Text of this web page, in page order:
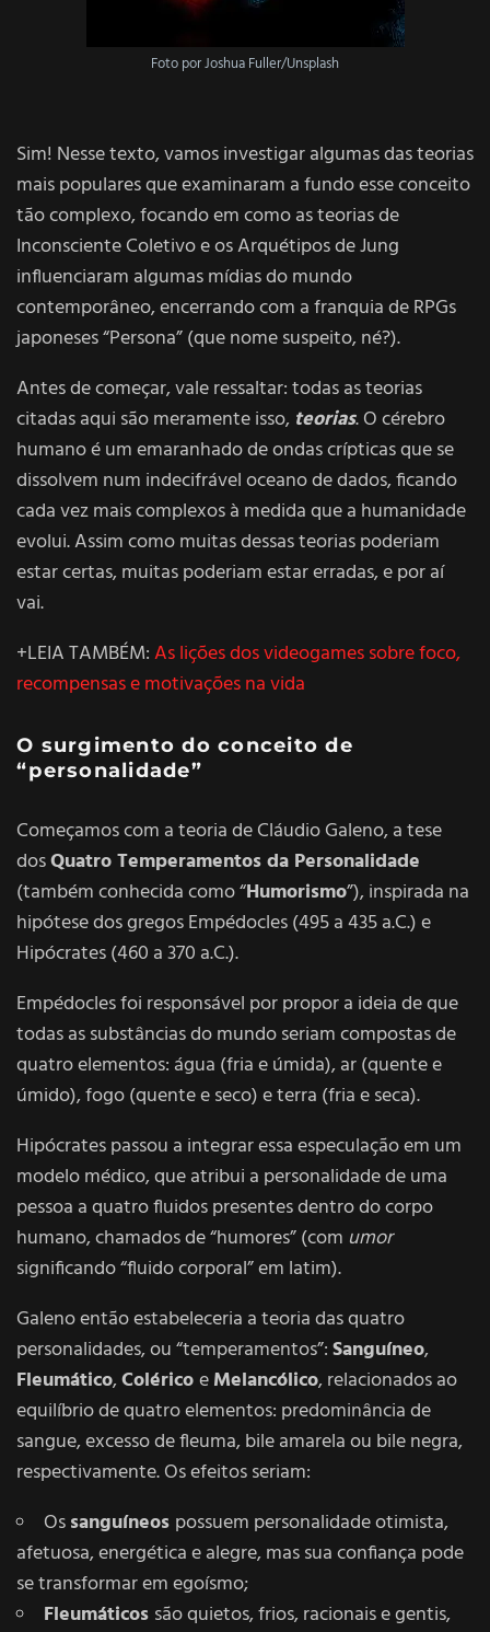
Foto por Joshua Fuller/Unsplash
Sim! Nesse texto, vamos investigar algumas das teorias
mais populares que examinaram a fundo esse conceito
tão complexo, focando em como as teorias de
Inconsciente Coletivo e os Arquétipos de Jung
influenciaram algumas mídias do mundo
contemporâneo, encerrando com a franquia de RPGs
japoneses “Persona” (que nome suspeito, né?).
Antes de começar, vale ressaltar: todas as teorias
citadas aqui são meramente isso, teorias. O cérebro
humano é um emaranhado de ondas crípticas que se
dissolvem num indecifrável oceano de dados, ficando
cada vez mais complexos à medida que a humanidade
evolui. Assim como muitas dessas teorias poderiam
estar certas, muitas poderiam estar erradas, e por aí
vai.
+LEIA TAMBÉM:As lições dos videogames sobre foco,
recompensas e motivações na vida
O surgimento do conceito de
“personalidade”
Começamos com a teoria de Cláudio Galeno, a tese
dosQuatro Temperamentos da Personalidade
(também conhecida como “Humorismo”), inspirada na
hipótese dos gregos Empédocles (495 a 435 a.C.) e
Hipócrates (460 a 370 a.C.).
Empédocles foi responsável por propor a ideia de que
todas as substâncias do mundo seriam compostas de
quatro elementos: água (fria e úmida), ar (quente e
úmido), fogo (quente e seco) e terra (fria e seca).
Hipócrates passou a integrar essa especulação em um
modelo médico, que atribui a personalidade de uma
pessoa a quatro fluidos presentes dentro do corpo
humano, chamados de “humores” (com umor
significando “fluido corporal” em latim).
Galeno então estabeleceria a teoria das quatro
personalidades, ou “temperamentos”:Sanguíneo,
Fleumático,ColéricoeMelancólico, relacionados ao
equilíbrio de quatro elementos: predominância de
sangue, excesso de fleuma, bile amarela ou bile negra,
respectivamente. Os efeitos seriam:
Ossanguíneos possuem personalidade otimista,
afetuosa, energética e alegre, mas sua confiança pode
se transformar em egoísmo;
Fleumáticos são quietos, frios, racionais e gentis,